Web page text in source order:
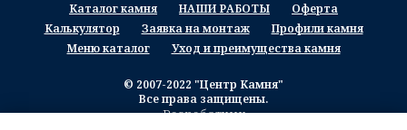
Каталог камня НАШИ РАБОТЫ
Оферта
Калькулятор
Заявка на монтаж
Профили камня
Меню каталог
Уход и преимущества камня
© 2007-2022 "Центр Камня"
Все права защищены.
Разработчик